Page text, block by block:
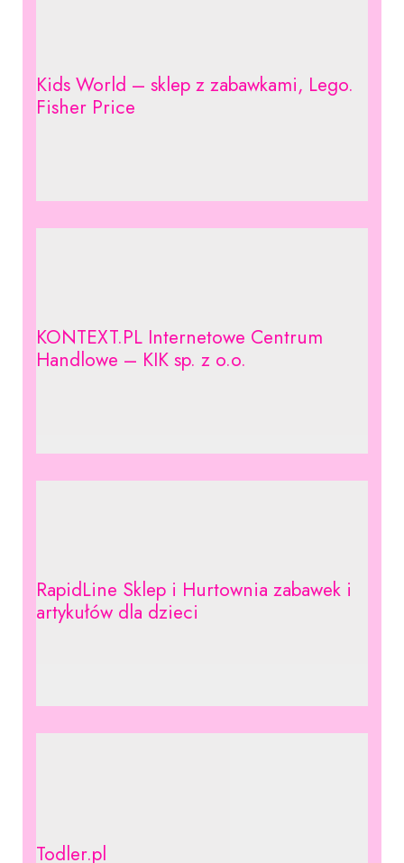
Kids World – sklep z zabawkami, Lego.
Fisher Price
KONTEXT.PL Internetowe Centrum
Handlowe – KIK sp. z o.o.
RapidLine Sklep i Hurtownia zabawek i
artykułów dla dzieci
Todler.pl